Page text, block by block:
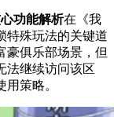
功能解析在《我
特殊玩法的关键道
豪俱乐部场景，但
法继续访问该区
策略。